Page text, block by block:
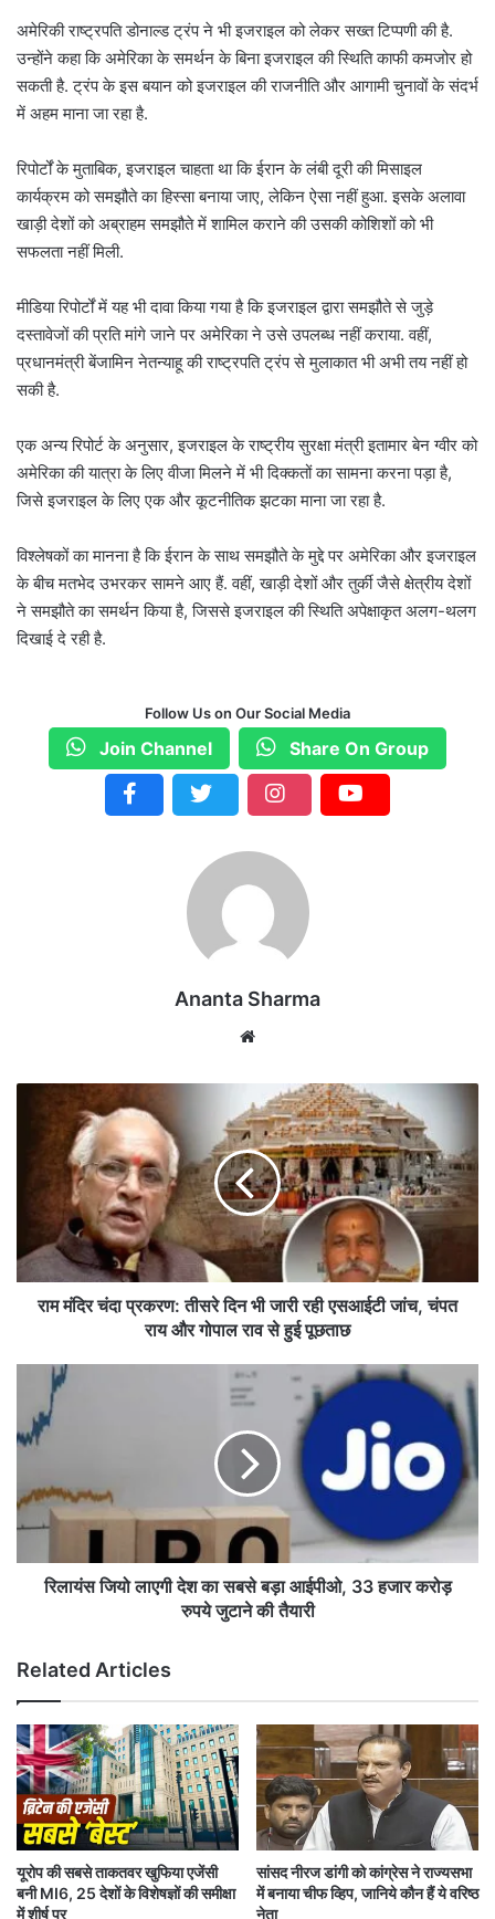
अमेरिकी राष्ट्रपति डोनाल्ड ट्रंप ने भी इजराइल को लेकर सख्त टिप्पणी की है.
उन्होंने कहा कि अमेरिका के समर्थन के बिना इजराइल की स्थिति काफी कमजोर हो
सकती है. ट्रंप के इस बयान को इजराइल की राजनीति और आगामी चुनावों के संदर्भ
में अहम माना जा रहा है.
रिपोर्टों के मुताबिक, इजराइल चाहता था कि ईरान के लंबी दूरी की मिसाइल
कार्यक्रम को समझौते का हिस्सा बनाया जाए, लेकिन ऐसा नहीं हुआ. इसके अलावा
खाड़ी देशों को अब्राहम समझौते में शामिल कराने की उसकी कोशिशों को भी
सफलता नहीं मिली.
मीडिया रिपोर्टों में यह भी दावा किया गया है कि इजराइल द्वारा समझौते से जुड़े
दस्तावेजों की प्रति मांगे जाने पर अमेरिका ने उसे उपलब्ध नहीं कराया. वहीं,
प्रधानमंत्री बेंजामिन नेतन्याहू की राष्ट्रपति ट्रंप से मुलाकात भी अभी तय नहीं हो
सकी है.
एक अन्य रिपोर्ट के अनुसार, इजराइल के राष्ट्रीय सुरक्षा मंत्री इतामार बेन ग्वीर को
अमेरिका की यात्रा के लिए वीजा मिलने में भी दिक्कतों का सामना करना पड़ा है,
जिसे इजराइल के लिए एक और कूटनीतिक झटका माना जा रहा है.
विश्लेषकों का मानना है कि ईरान के साथ समझौते के मुद्दे पर अमेरिका और इजराइल
के बीच मतभेद उभरकर सामने आए हैं. वहीं, खाड़ी देशों और तुर्की जैसे क्षेत्रीय देशों
ने समझौते का समर्थन किया है, जिससे इजराइल की स्थिति अपेक्षाकृत अलग-थलग
दिखाई दे रही है.
Follow Us on Our Social Media
Join Channel Share On Group
Ananta Sharma
te
प्र
क
दि
भी
जा
री
ई
टी
जां
च
,
चं
त
य
औ
राम मंदिर चंदा प्रकरण: तीसरे दिन भी जारी रही एसआईटी जांच, चंपत
राय और गोपाल राव से हुई पूछताछ
स
यो
ला
गी
ब
से
ब
ड़ा
आ
ई
पी
ओ
3
3
रिलायंस जियो लाएगी देश का सबसे बड़ा आईपीओ, 33 हजार करोड़
रुपये जुटाने की तैयारी
Related Articles
यूरोप की सबसे ताकतवर खुफिया एजेंसी
बनी MI6, 25 देशों के विशेषज्ञों की समीक्षा
में शीर्ष पर
सांसद नीरज डांगी को कांग्रेस ने राज्यसभा
में बनाया चीफ व्हिप, जानिये कौन हैं ये वरिष्ठ
नेता